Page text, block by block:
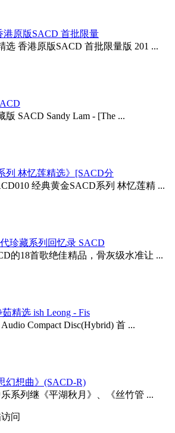
原版SACD 首批限量
选 香港原版SACD 首批限量版 201 ...
SACD Sandy Lam - [The ...
列 林忆莲精选》[SACD分
经典黄金SACD系列 林忆莲精 ...
珍藏系列回忆录 SACD
的18首歌绝佳精品，骨灰级水准让 ...
精选 ish Leong - Fis
Compact Disc(Hybrid) 首 ...
幻想曲》(SACD-R)
系列继《平湖秋月》、《丝竹管 ...
问